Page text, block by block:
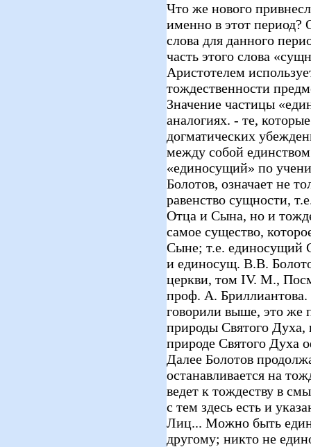
Что же нового
именно в этот период?
слова для данного
часть этого слова
Аристотелем
тождественности
Значение частицы
аналогиях. - те,
догматических
между собой
«единосущий» по
Болотов, означает не
равенство сущности,
Отца и Сына, но и
самое существо,
Сыне; т.е. единосущий
и единосущ. В.В.
церкви, том IV. М.,
проф. А.
говорили выше, это же
природы Святого Духа,
природе Святого Духа
Далее Болотов
останавливается на
ведет к тождеству в
с тем здесь есть и
Лиц... Можно быть
другому; никто не